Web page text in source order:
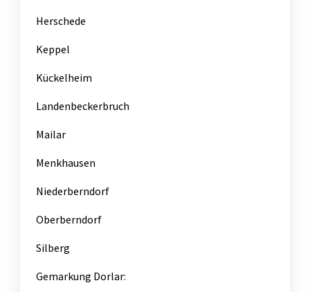
Herschede
Keppel
Kückelheim
Landenbeckerbruch
Mailar
Menkhausen
Niederberndorf
Oberberndorf
Silberg
Gemarkung Dorlar: